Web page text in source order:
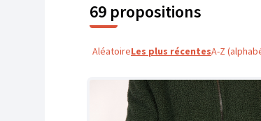
69 propositions
AléatoireLes plus récentesA-Z